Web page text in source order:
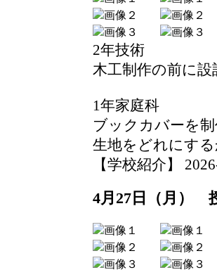
2年技術
木工制作の前に
1年家庭科
ブックカバーを
生地をどれにす
【学校紹介】
4月27日（月）